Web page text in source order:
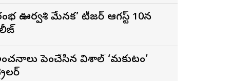
ఊర్వశి మేనక’ టీజర్ ఆగస్ట్ 10న
పెంచేసిన విశాల్ ‘మకుటం’